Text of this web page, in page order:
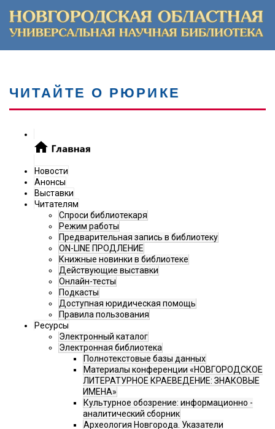
ЧИТАЙТЕ О РЮРИКЕ
Новости
Анонсы
Выставки
Читателям
Спроси библиотекаря
Режим работы
Предварительная запись в библиотеку
ON-LINE ПРОДЛЕНИЕ
Книжные новинки в библиотеке
Действующие выставки
Онлайн-тесты
Подкасты
Доступная юридическая помощь
Правила пользования
Ресурсы
Электронный каталог
Электронная библиотека
Полнотекстовые базы данных
Материалы конференции «НОВГОРОДСКОЕ
ЛИТЕРАТУРНОЕ КРАЕВЕДЕНИЕ: ЗНАКОВЫЕ
ИМЕНА»
Культурное обозрение: информационно -
аналитический сборник
Археология Новгорода. Указатели